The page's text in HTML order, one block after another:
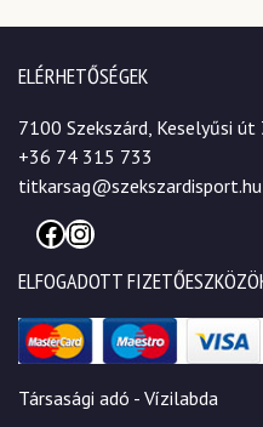
ELÉRHETŐSÉGEK
7100 Szekszárd, Keselyűsi út
+36 74 315 733
titkarsag@szekszardisport.hu
Facebook
Instagram
ELFOGADOTT
Társasági adó - Vízilabda